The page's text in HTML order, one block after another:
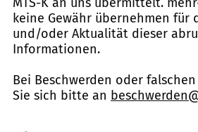
keine Gewähr übernehmen für
und/oder Aktualität dieser
Informationen.
Bei Beschwerden oder
Sie sich bitte an